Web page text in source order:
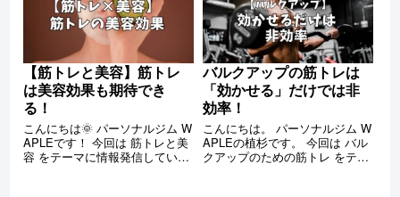
【筋トレと美容】筋トレ
は美容効果も期待でき
る！
こんにちは🌞 パーソナルジム W
APLEです！ 今回は 筋トレと美
容 をテーマに情報発信していき
バルクアップの筋トレは
「効かせる」だけでは非
効率！
こんにちは。 パーソナルジム W
APLEの植杉です。 今回は バル
クアップのための筋トレ をテー